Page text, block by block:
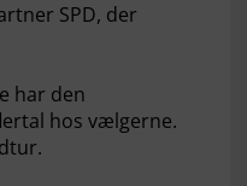
SPD, der
har den
hos vælgerne.